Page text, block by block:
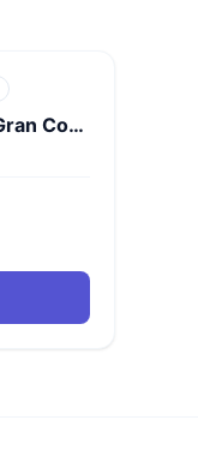
BMW 4er-Reihe M440i xDrive Gran Coupé A